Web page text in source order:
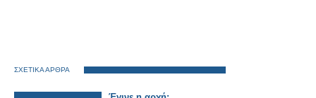
ΣΧΕΤΙΚΑ ΑΡΘΡΑ